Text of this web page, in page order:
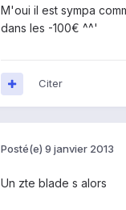
M'oui il est sympa
dans les -100€ ^^'
Citer
Posté(e) 9 janvier 2013
Un zte blade s alors